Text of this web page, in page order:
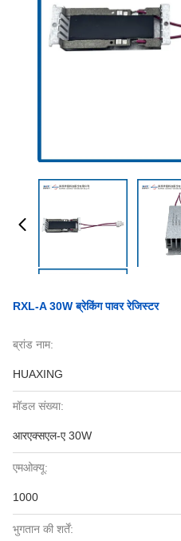
RXL-A 30W ब्रेकिंग पावर रेजिस्टर
ब्रांड नाम:
HUAXING
मॉडल संख्या:
आरएक्सएल-ए 30W
एमओक्यू:
1000
भुगतान की शर्तें: